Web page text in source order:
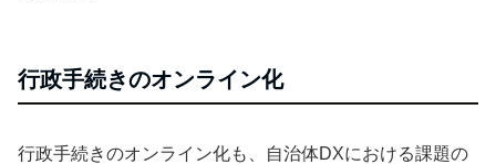
行政手続きのオンライン化
行政手続きのオンライン化も、自治体DXにおける課題の